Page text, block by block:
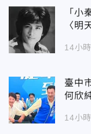
「小
〈明
14小
臺中
何欣
14小